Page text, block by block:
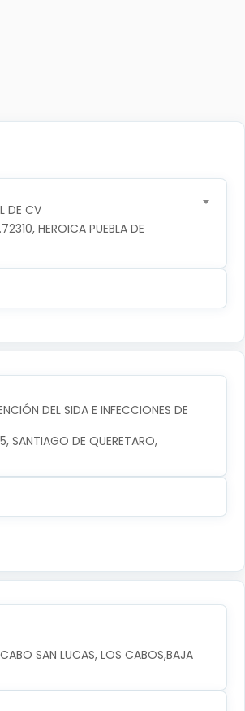
DE CV
HEROICA PUEBLA DE
DEL SIDA E INFECCIONES DE
SANTIAGO DE QUERETARO,
SAN LUCAS, LOS CABOS,BAJA